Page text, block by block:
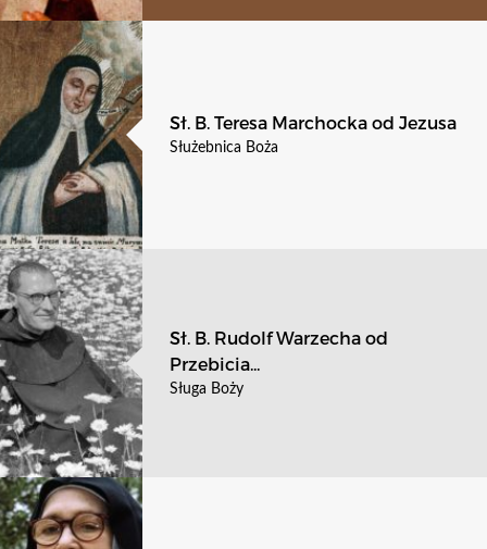
Sł. B. Teresa Marchocka od Jezusa
Służebnica Boża
Sł. B. Rudolf Warzecha od
Przebicia...
Sługa Boży